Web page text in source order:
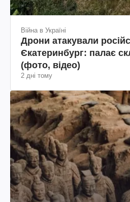
Війна в Україні
Дрони атакували
Єкатеринбург: палає
(фото, відео)
2 дні тому